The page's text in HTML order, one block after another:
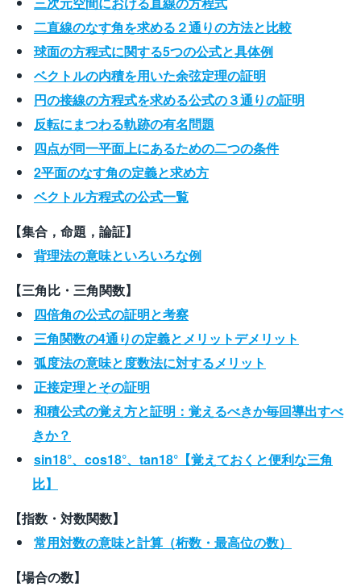
二直線のなす角を求める２通りの方法と比較
球面の方程式に関する5つの公式と具体例
ベクトルの内積を用いた余弦定理の証明
円の接線の方程式を求める公式の３通りの証明
反転にまつわる軌跡の有名問題
四点が同一平面上にあるための二つの条件
2平面のなす角の定義と求め方
ベクトル方程式の公式一覧
【集合，命題，論証】
背理法の意味といろいろな例
【三角比・三角関数】
四倍角の公式の証明と考察
三角関数の4通りの定義とメリットデメリット
弧度法の意味と度数法に対するメリット
正接定理とその証明
和積公式の覚え方と証明：覚えるべきか毎回導出すべ
きか？
sin18°、cos18°、tan18°【覚えておくと便利な三角
比】
【指数・対数関数】
常用対数の意味と計算（桁数・最高位の数）
【場合の数】